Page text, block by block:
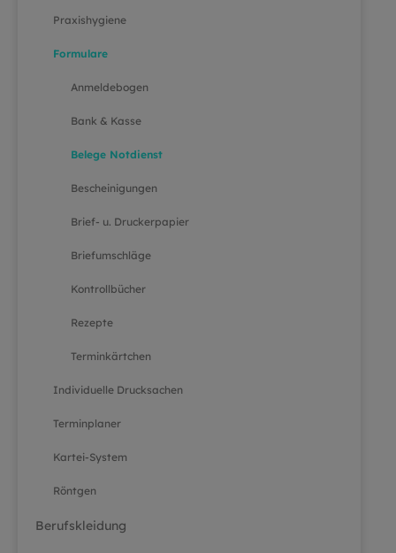
Praxishygiene
Formulare
Anmeldebogen
Bank & Kasse
Belege Notdienst
Bescheinigungen
Brief- u. Druckerpapier
Briefumschläge
Kontrollbücher
Rezepte
Terminkärtchen
Individuelle Drucksachen
Terminplaner
Kartei-System
Röntgen
Berufskleidung